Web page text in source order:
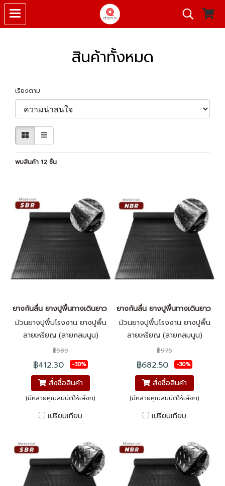
สินค้าทั้งหมด
เรียงตาม
พบสินค้า 12 ชิ้น
ยางกันลื่น ยางปูพื้นทางเดินยาว ลายเหรียญ SBR
ม้วนยางปูพื้นโรงงาน ยางปูพื้น
ลายเหรียญ (ลายกลมนูน)
สามารถเลือกขนาดความยาวได้
สูงสุด 15 เมตรคุณภาพสูง
ป้องกันแรงกระแทก กันลื่น ไม่นำ
ไฟฟ้า มีความทนทานต่อการขัดถู
สูง และมีฉนวนกันความร้อน ใช้
งานง่าย เพิ่มความสะดวกสบาย
ความยาวหรือจำนวนตามตาราง
เมตรในการใช้งาน เหมาะสำหรับปู
พื้นโรงงาน ทางเดิน-ทางเท้า บัน
฿589
฿412.30 -30%
สั่งซื้อสินค้า
(มีหลายคุณสมบัติให้เลือก)
เปรียบเทียบ
ยางกันลื่น ยางปูพื้นทางเดินยาว ลา
ม้วนยางปูพื้นโรงงาน ยางปูพื้น
ลายเหรียญ (ลายกลมนูน)
สามารถเลือกขนาดความยาวได้
สูงสุด 15 เมตรคุณภาพสูง
ป้องกันแรงกระแทก กันลื่น ไม่นำ
ไฟฟ้า มีความทนทานต่อการขัดถู
สูง และมีฉนวนกันความร้อน ใช้
งานง่าย เพิ่มความสะดวกสบาย
ความยาวหรือจำนวนตามตาราง
เมตรในการใช้งาน เหมาะสำหรับปู
พื้นโรงงาน ทางเดิน-ทางเท้า บัน
฿975
฿682.50 -30%
สั่งซื้อสินค้า
(มีหลายคุณสมบัติให้เลือก)
เปรียบเทียบ